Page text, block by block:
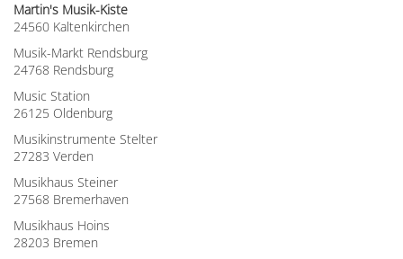
Martin's Musik-Kiste
24560 Kaltenkirchen
Musik-Markt Rendsburg
24768 Rendsburg
Music Station
26125 Oldenburg
Musikinstrumente Stelter
27283 Verden
Musikhaus Steiner
27568 Bremerhaven
Musikhaus Hoins
28203 Bremen